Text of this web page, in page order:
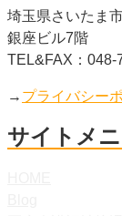
埼玉県さいたま
銀座ビル7階
TEL&FAX：048-
→ プライバシー
サイトメ